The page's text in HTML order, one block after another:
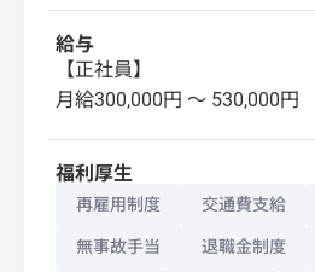
給与
【正社員】
月給300,000円 〜 530,000円
福利厚生
再雇用制度 交通費支給
無事故手当 退職金制度